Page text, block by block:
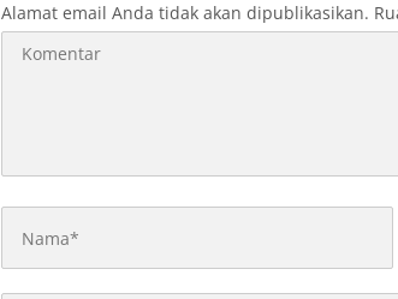
Alamat email Anda tidak akan dipublikasikan.